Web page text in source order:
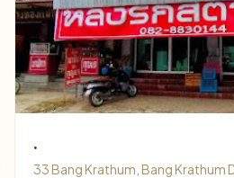
.
33 Bang Krathum, Bang Krathum